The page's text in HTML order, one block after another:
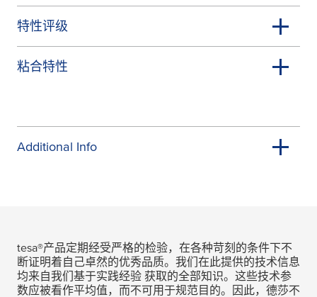
特性评级
粘合特性
Additional Info
tesa®产品定期经受严格的检验，在各种苛刻的条件下不
断证明着自己卓然的优秀品质。我们在此提供的技术信息
均来自我们基于实践经验 获取的全部知识。这些技术参
数应被看作平均值，而不可用于规范目的。因此，德莎不